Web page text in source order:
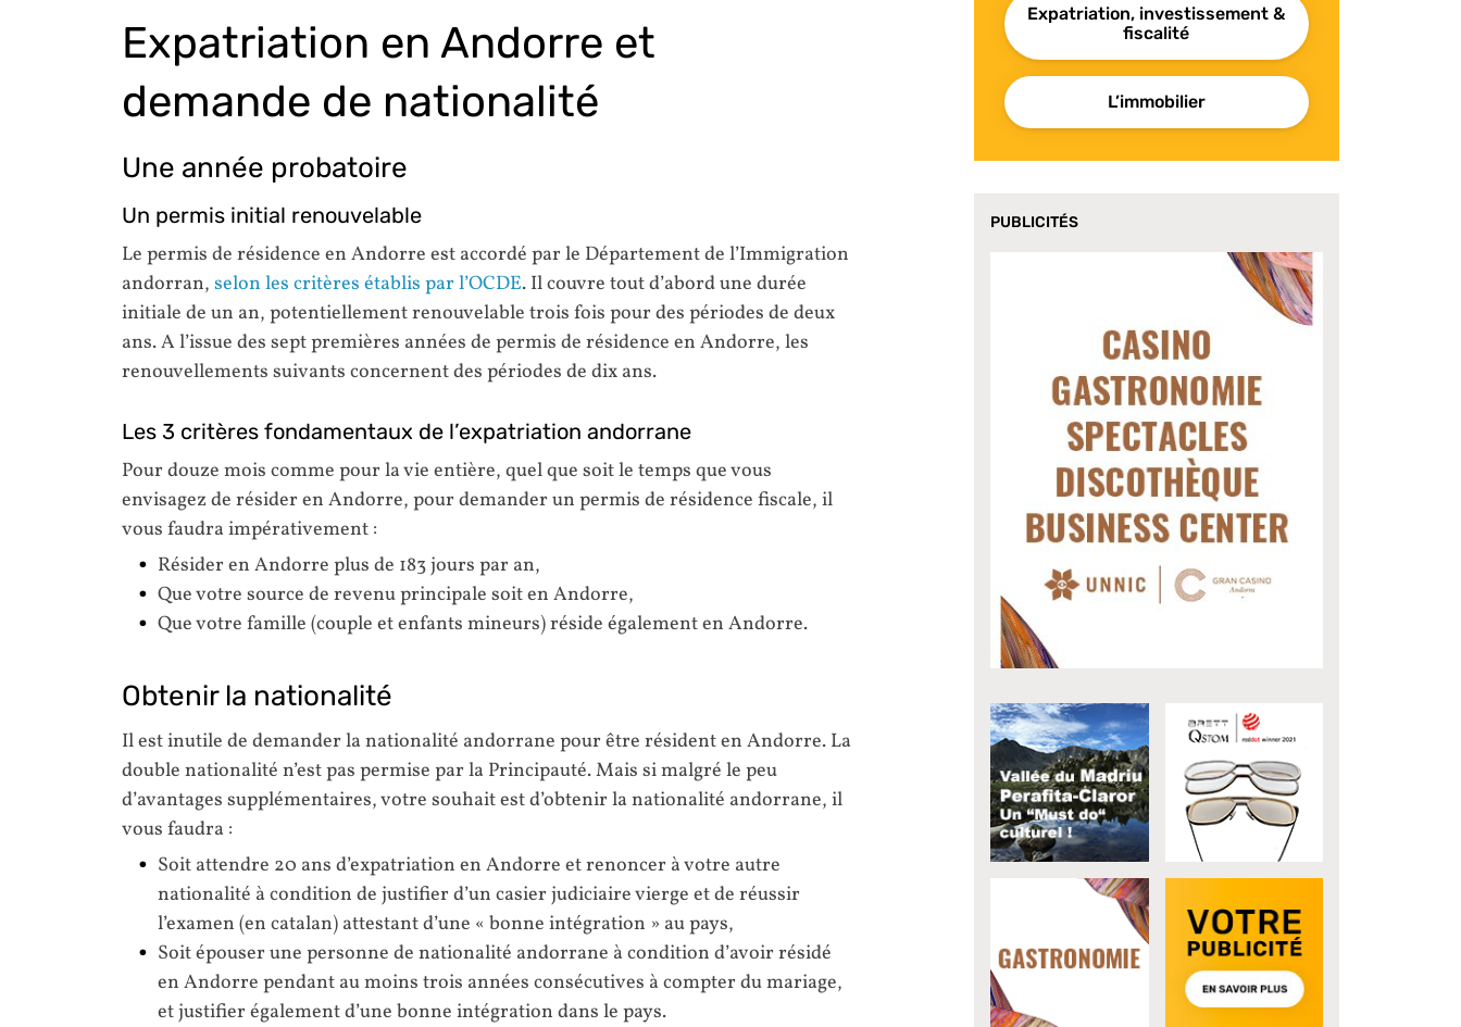
Expatriation en Andorre et
demande de nationalité
Une année probatoire
Un permis initial renouvelable
Le permis de résidence en Andorre est accordé par le Département de l’Immigration
andorran, selon les critères établis par l’OCDE. Il couvre tout d’abord une durée
initiale de un an, potentiellement renouvelable trois fois pour des périodes de deux
ans. A l’issue des sept premières années de permis de résidence en Andorre, les
renouvellements suivants concernent des périodes de dix ans.
Les 3 critères fondamentaux de l’expatriation andorrane
Pour douze mois comme pour la vie entière, quel que soit le temps que vous
envisagez de résider en Andorre, pour demander un permis de résidence fiscale, il
vous faudra impérativement :
Résider en Andorre plus de 183 jours par an,
Que votre source de revenu principale soit en Andorre,
Que votre famille (couple et enfants mineurs) réside également en Andorre.
Obtenir la nationalité
Il est inutile de demander la nationalité andorrane pour être résident en Andorre. La
double nationalité n’est pas permise par la Principauté. Mais si malgré le peu
d’avantages supplémentaires, votre souhait est d’obtenir la nationalité andorrane, il
vous faudra :
Soit attendre 20 ans d’expatriation en Andorre et renoncer à votre autre
nationalité à condition de justifier d’un casier judiciaire vierge et de réussir
l’examen (en catalan) attestant d’une « bonne intégration » au pays,
Soit épouser une personne de nationalité andorrane à condition d’avoir résidé
en Andorre pendant au moins trois années consécutives à compter du mariage,
et justifier également d’une bonne intégration dans le pays.
Expatriation, investissement &
fiscalité
L’immobilier
PUBLICITÉS